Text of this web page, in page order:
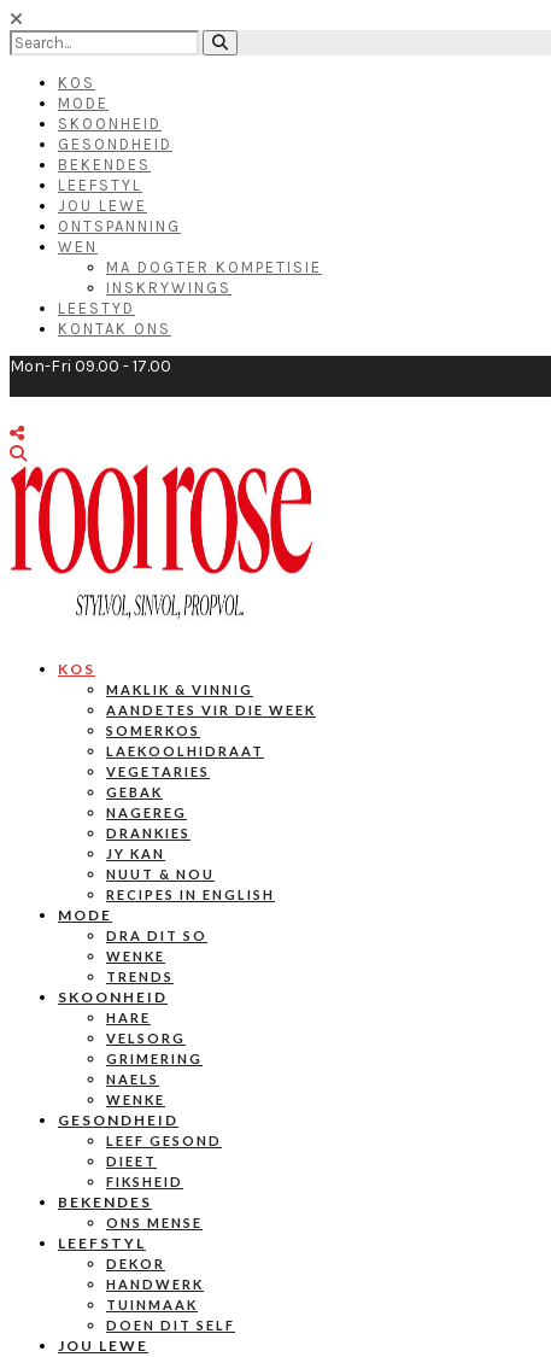
KOS
MODE
SKOONHEID
GESONDHEID
BEKENDES
LEEFSTYL
JOU LEWE
ONTSPANNING
WEN
MA DOGTER KOMPETISIE
INSKRYWINGS
LEESTYD
KONTAK ONS
Mon-Fri 09.00 - 17.00
KOS
MAKLIK & VINNIG
AANDETES VIR DIE WEEK
SOMERKOS
LAEKOOLHIDRAAT
VEGETARIES
GEBAK
NAGEREG
DRANKIES
JY KAN
NUUT & NOU
RECIPES IN ENGLISH
MODE
DRA DIT SO
WENKE
TRENDS
SKOONHEID
HARE
VELSORG
GRIMERING
NAELS
WENKE
GESONDHEID
LEEF GESOND
DIEET
FIKSHEID
BEKENDES
ONS MENSE
LEEFSTYL
DEKOR
HANDWERK
TUINMAAK
DOEN DIT SELF
JOU LEWE